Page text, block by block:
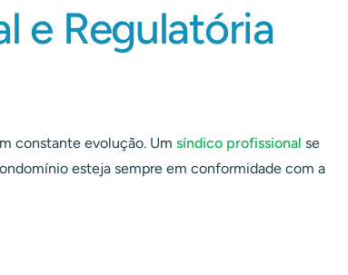
e Regulatória
constante evolução. Um síndico profissional se
esteja sempre em conformidade com a